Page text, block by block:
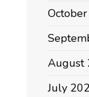
August
July